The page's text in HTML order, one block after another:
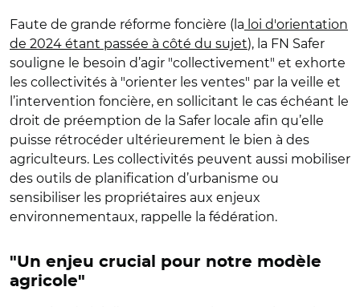
Faute de grande réforme foncière (la loi d'orientation
de 2024 étant passée à côté du sujet), la FN Safer
souligne le besoin d’agir "collectivement" et exhorte
les collectivités à "orienter les ventes" par la veille et
l’intervention foncière, en sollicitant le cas échéant le
droit de préemption de la Safer locale afin qu’elle
puisse rétrocéder ultérieurement le bien à des
agriculteurs. Les collectivités peuvent aussi mobiliser
des outils de planification d’urbanisme ou
sensibiliser les propriétaires aux enjeux
environnementaux, rappelle la fédération.
"Un enjeu crucial pour notre modèle
agricole"